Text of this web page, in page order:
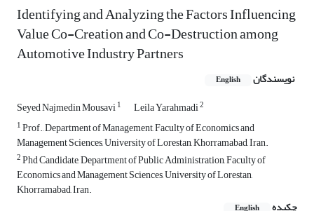
Identifying and Analyzing the Factors Influencing
Value Co-Creation and Co-Destruction among
Automotive Industry Partners
نویسندگان English
Seyed Najmedin Mousavi1 Leila Yarahmadi2
1Prof., Department of Management, Faculty of Economics and
Management Sciences, University of Lorestan, Khorramabad, Iran.
2Phd Candidate, Department of Public Administration, Faculty of
Economics and Management Sciences, University of Lorestan,
Khorramabad, Iran.